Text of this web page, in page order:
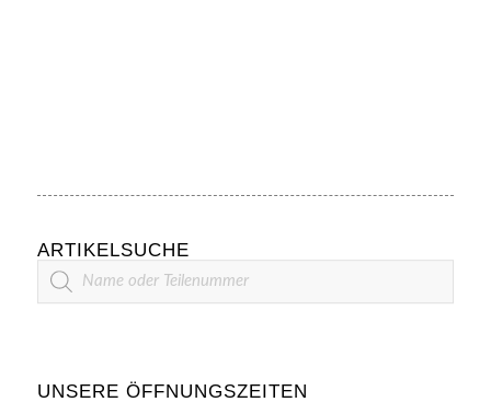
ARTIKELSUCHE
Artikelsuche
UNSERE ÖFFNUNGSZEITEN